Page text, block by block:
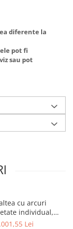
diferente la
pot fi
sau pot
cu arcuri
individual,
Spring Milano,
Lei